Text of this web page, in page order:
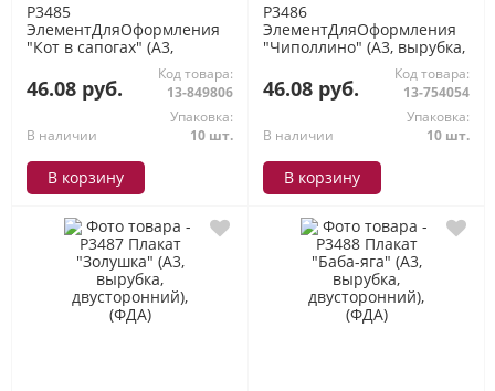
P3485
ЭлементДляОформления
"Кот в сапогах" (А3,
вырубка, двусторонний),
(ФДА)
46.08 руб.
Код товара:
13-849806
В наличии
Упаковка:
10 шт.
В корзину
P3486
ЭлементДляОформления
"Чиполлино" (А3, вырубка,
двусторонний), (ФДА)
46.08 руб.
Код товара:
13-754054
В наличии
Упаковка:
10 шт.
В корзину